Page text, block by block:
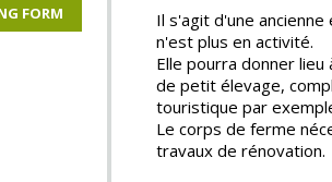
FORM
Il s'agit d'une
n'est plus en activité.
Elle pourra donner
de petit élevage,
touristique par
Le corps de ferme
travaux de rénovation.